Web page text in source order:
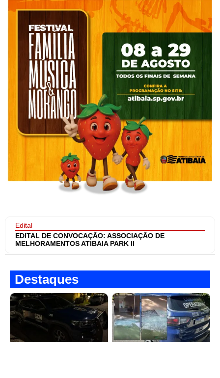
Edital
EDITAL DE CONVOCAÇÃO: ASSOCIAÇÃO DE
MELHORAMENTOS ATIBAIA PARK II
Destaques